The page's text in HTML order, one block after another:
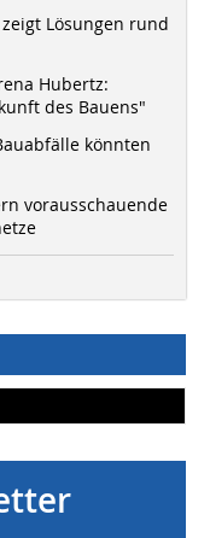
Lösungen rund
Hubertz:
des Bauens"
könnten
vorausschauende